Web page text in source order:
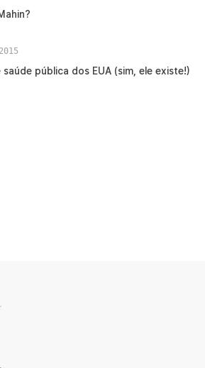
pública dos EUA (sim, ele existe!)